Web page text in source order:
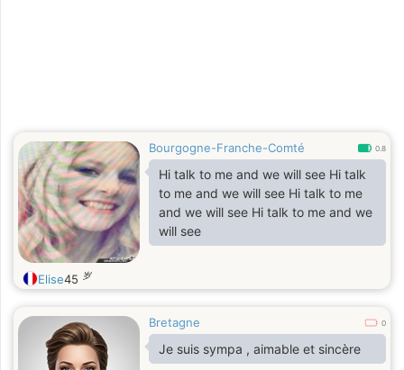
Bourgogne-Franche-Comté 0.8
Hi talk to me and we will see Hi talk
to me and we will see Hi talk to me
and we will see Hi talk to me and we
will see
Elise45 岁
Bretagne 0
Je suis sympa , aimable et sincère